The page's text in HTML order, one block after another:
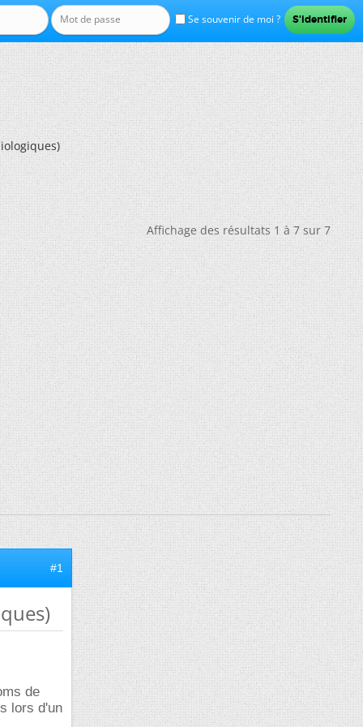
Se souvenir de moi ?
Affichage des résultats 1 à 7 sur 7
#1
de
lors d'un